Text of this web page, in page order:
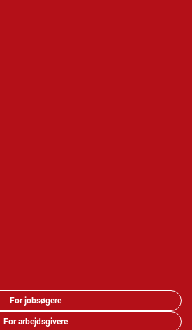
For jobsøgere
For arbejdsgivere